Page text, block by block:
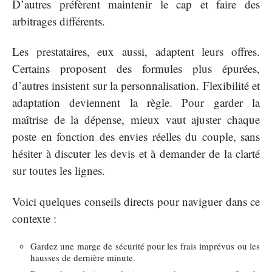
D’autres préfèrent maintenir le cap et faire des
arbitrages différents.
Les prestataires, eux aussi, adaptent leurs offres.
Certains proposent des formules plus épurées,
d’autres insistent sur la personnalisation. Flexibilité et
adaptation deviennent la règle. Pour garder la
maîtrise de la dépense, mieux vaut ajuster chaque
poste en fonction des envies réelles du couple, sans
hésiter à discuter les devis et à demander de la clarté
sur toutes les lignes.
Voici quelques conseils directs pour naviguer dans ce
contexte :
Gardez une marge de sécurité pour les frais imprévus ou les
hausses de dernière minute.